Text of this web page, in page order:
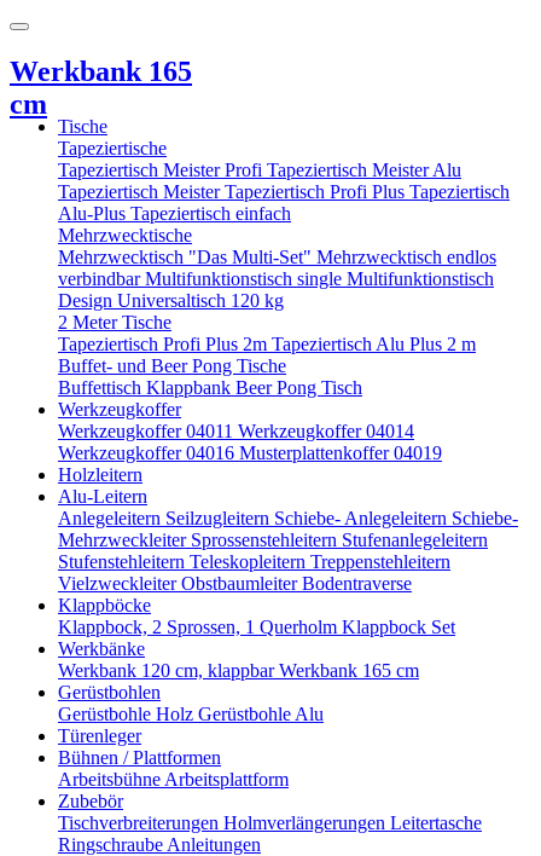
Werkbank 165
cm
Tische
Tapeziertische
Tapeziertisch Meister Profi Tapeziertisch Meister Alu
Tapeziertisch MeisterTapeziertisch Profi Plus Tapeziertisch
Alu-Plus Tapeziertisch einfach
Mehrzwecktische
Mehrzwecktisch "Das Multi-Set" Mehrzwecktisch endlos
verbindbarMultifunktionstisch single Multifunktionstisch
Design Universaltisch 120 kg
2 Meter Tische
Tapeziertisch Profi Plus 2m Tapeziertisch Alu Plus 2 m
Buffet- und Beer Pong Tische
Buffettisch Klappbank Beer Pong Tisch
Werkzeugkoffer
Werkzeugkoffer 04011 Werkzeugkoffer 04014
Werkzeugkoffer 04016 Musterplattenkoffer 04019
Holzleitern
Alu-Leitern
Anlegeleitern Seilzugleitern Schiebe- Anlegeleitern Schiebe-
Mehrzweckleiter Sprossenstehleitern Stufenanlegeleitern
Stufenstehleitern Teleskopleitern Treppenstehleitern
VielzweckleiterObstbaumleiterBodentraverse
Klappböcke
Klappbock, 2 Sprossen, 1 Querholm Klappbock Set
Werkbänke
Werkbank 120 cm, klappbarWerkbank 165 cm
Gerüstbohlen
Gerüstbohle Holz Gerüstbohle Alu
Türenleger
Bühnen / Plattformen
Arbeitsbühne Arbeitsplattform
Zubebör
Tischverbreiterungen Holmverlängerungen Leitertasche
Ringschraube Anleitungen